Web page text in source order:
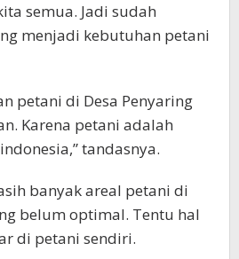
semua. Jadi sudah
menjadi kebutuhan petani
petani di Desa Penyaring
Karena petani adalah
tandasnya.
banyak areal petani di
belum optimal. Tentu hal
di petani sendiri.